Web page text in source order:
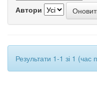
Автори
Результати 1-1 зі 1